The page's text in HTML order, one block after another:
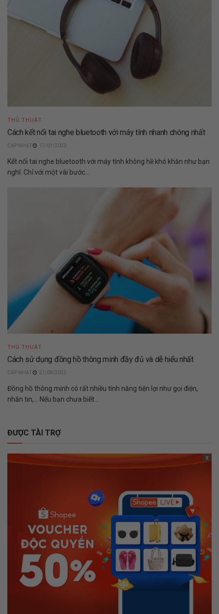
THỦ THUẬT
Cách kết nối tai nghe bluetooth với máy tính nhanh chóng nhất
17/01/2023
Kết nối tai nghe bluetooth với máy tính không hề khó khăn như bạn
nghĩ. Chỉ với một vài bước...
THỦ THUẬT
Cách sử dụng đồng hồ thông minh đầy đủ và dễ hiểu nhất
21/09/2023
Đồng hồ thông minh có rất nhiều tính năng tiện lợi như gọi điện,
nhắn tin,... Nếu bạn chưa biết...
ĐƯỢC TÀI TRỢ
x